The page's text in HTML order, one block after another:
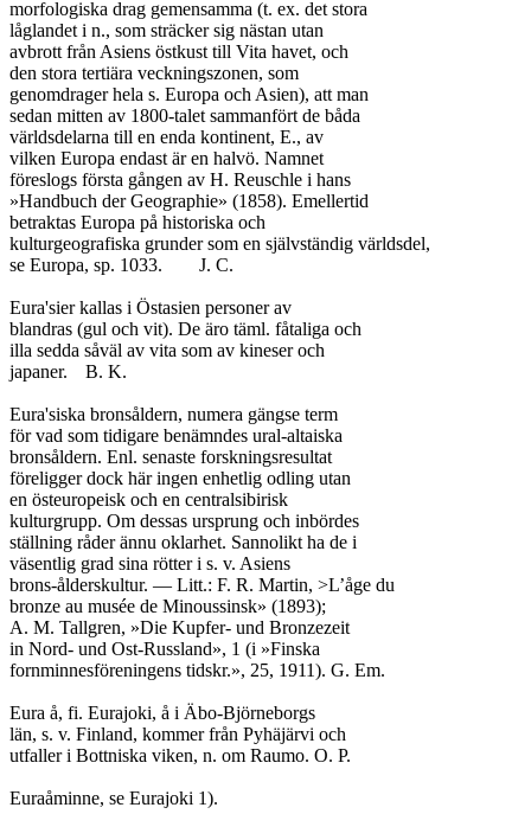
morfologiska drag gemensamma (t. ex. det stora
låglandet i n., som sträcker sig nästan utan
avbrott från Asiens östkust till Vita havet, och
den stora tertiära veckningszonen, som
genomdrager hela s. Europa och Asien), att man
sedan mitten av 1800-talet sammanfört de båda
världsdelarna till en enda kontinent, E., av
vilken Europa endast är en halvö. Namnet
föreslogs första gången av H. Reuschle i hans
»Handbuch der Geographie» (1858). Emellertid
betraktas Europa på historiska och
kulturgeografiska grunder som en självständig världsdel,
se Europa, sp. 1033.	J. C.
Eura'sier kallas i Östasien personer av
blandras (gul och vit). De äro täml. fåtaliga och
illa sedda såväl av vita som av kineser och
japaner.	B. K.
Eura'siska bronsåldern, numera gängse term
för vad som tidigare benämndes ural-altaiska
bronsåldern. Enl. senaste forskningsresultat
föreligger dock här ingen enhetlig odling utan
en östeuropeisk och en centralsibirisk
kulturgrupp. Om dessas ursprung och inbördes
ställning råder ännu oklarhet. Sannolikt ha de i
väsentlig grad sina rötter i s. v. Asiens
brons-ålderskultur. — Litt.: F. R. Martin, >L’åge du
bronze au musée de Minoussinsk» (1893);
A. M. Tallgren, »Die Kupfer- und Bronzezeit
in Nord- und Ost-Russland», 1 (i »Finska
fornminnesföreningens tidskr.», 25, 1911). G. Em.
Eura å, fi. Eurajoki, å i Äbo-Björneborgs
län, s. v. Finland, kommer från Pyhäjärvi och
utfaller i Bottniska viken, n. om Raumo. O. P.
Euraåminne, se Eurajoki 1).